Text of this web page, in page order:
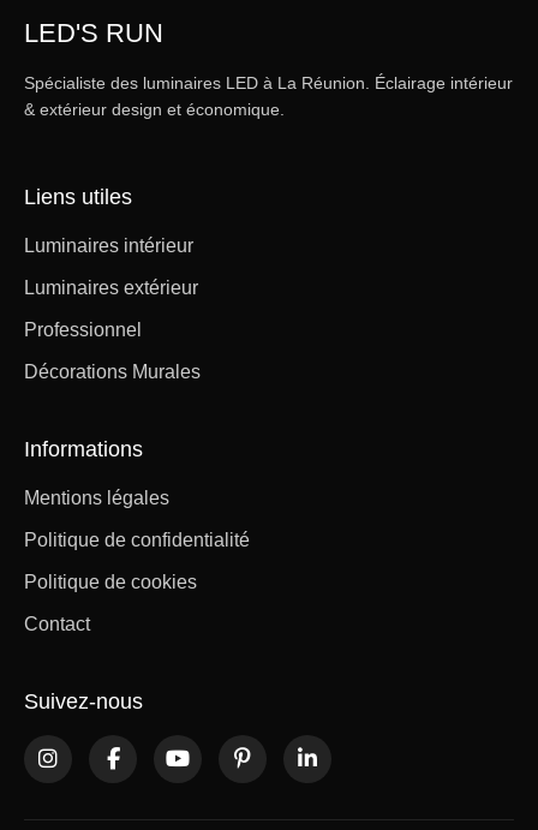
LED'S RUN
Spécialiste des luminaires LED à La Réunion. Éclairage intérieur
& extérieur design et économique.
Liens utiles
Luminaires intérieur
Luminaires extérieur
Professionnel
Décorations Murales
Informations
Mentions légales
Politique de confidentialité
Politique de cookies
Contact
Suivez-nous